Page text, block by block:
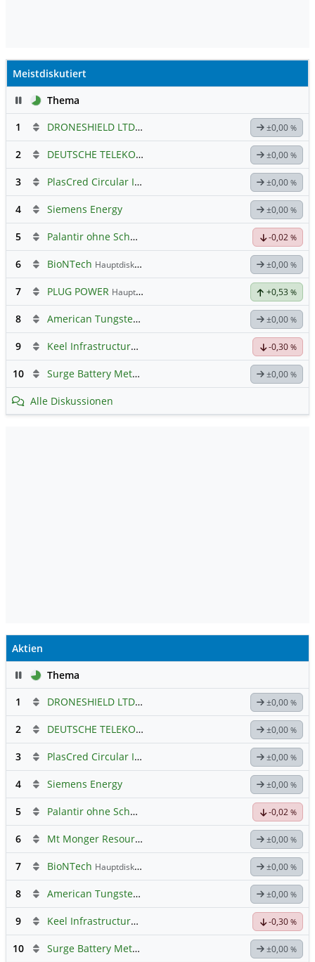
für das Medikament zu beginnen.
Meistdiskutiert
PauseThema
1
DRONESHIELD LTDHauptdiskussion ±0,00 %
2 DEUTSCHE TELEKOM ±0,00 %
3 PlasCred Circular Innovations ±0,00 %
4 Siemens Energy ±0,00 %
5 Palantir ohne Schnickschnack -0,02 %
6 BioNTech Hauptdiskussion ±0,00 %
7 PLUG POWER Hauptdiskussion +0,53 %
8 American Tungsten & Antimony ±0,00 %
9 Keel Infrastructure Corporation Hauptdiskussion -0,30 %
10 Surge Battery Metals - Forum ±0,00 %
Alle Diskussionen
Aktien
PauseThema
1
DRONESHIELD LTDHauptdiskussion ±0,00 %
2 DEUTSCHE TELEKOM ±0,00 %
3 PlasCred Circular Innovations ±0,00 %
4 Siemens Energy ±0,00 %
5 Palantir ohne Schnickschnack -0,02 %
6 Mt Monger Resources ±0,00 %
7 BioNTech Hauptdiskussion ±0,00 %
8 American Tungsten & Antimony ±0,00 %
9 Keel Infrastructure Corporation Hauptdiskussion -0,30 %
10 Surge Battery Metals - Forum ±0,00 %